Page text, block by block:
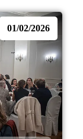
01/02/2026